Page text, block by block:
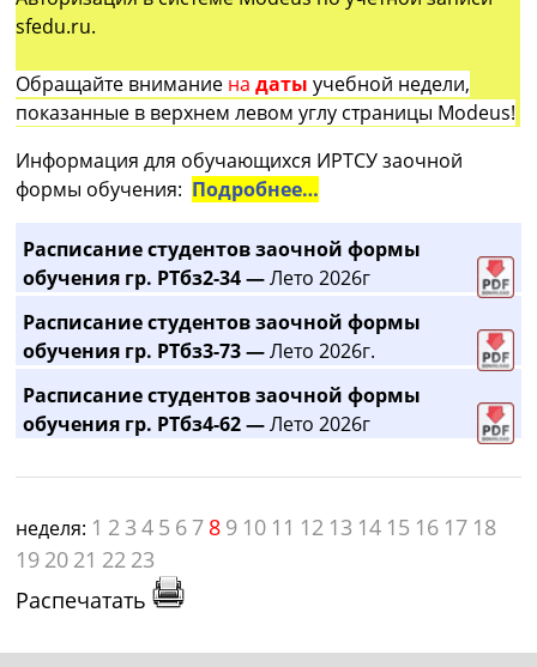
sfedu.ru.
Обращайте внимание на датыучебной недели,
показанные в верхнем левом углу страницы Modeus!
Информация для обучающихся ИРТСУ заочной
формы обучения: Подробнее…
Расписание студентов заочной формы
обучения гр. РТбз2-34 —Лето 2026г
Расписание студентов заочной формы
обучения гр. РТбз3-73 —Лето 2026г.
Расписание студентов заочной формы
обучения гр. РТбз4-62 —Лето 2026г
неделя: 1 2 3 4 5 6 7 8 9 10 11 12 13 14 15 16 17 18
19 20 21 22 23
Распечатать